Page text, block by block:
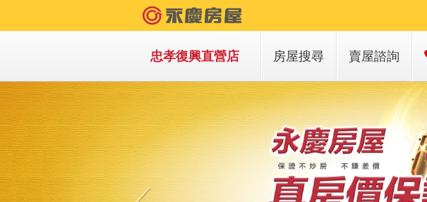
忠孝復興直營店 房屋搜尋
買房子
租房子
賣屋諮詢